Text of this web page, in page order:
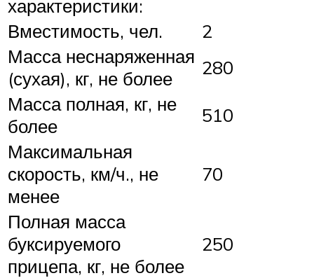
характеристики:
Вместимость, чел.
2
Масса неснаряженная
(сухая), кг, не более
280
Масса полная, кг, не
более
510
Максимальная
скорость, км/ч., не
менее
70
Полная масса
буксируемого
прицепа, кг, не более
250